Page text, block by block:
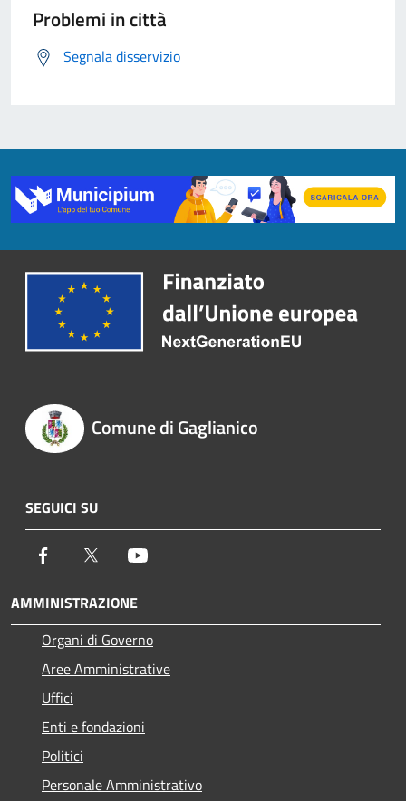
Problemi in città
Segnala disservizio
Comune di Gaglianico
SEGUICI SU
Facebook Twitter
AMMINISTRAZIONE
Organi di Governo
Aree Amministrative
Uffici
Enti e fondazioni
Politici
Personale Amministrativo